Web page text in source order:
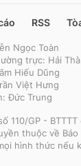
RSS
Ngọc Toàn
trực: Hải
Hiếu Dũng
Việt Hưng
Đức Trung
110/GP -
thuộc về Báo
hình thức nếu